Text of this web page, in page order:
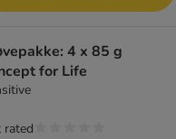
4 x 85 g
for Life
rated